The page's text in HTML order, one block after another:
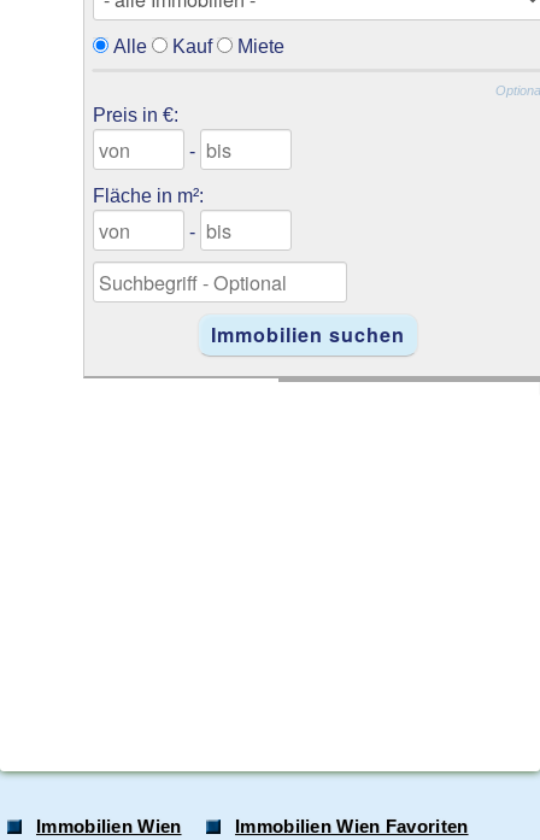
Alle Kauf Miete
Preis in €:
-
Fläche in m²:
-
Immobilien Wien Immobilien Wien Favoriten